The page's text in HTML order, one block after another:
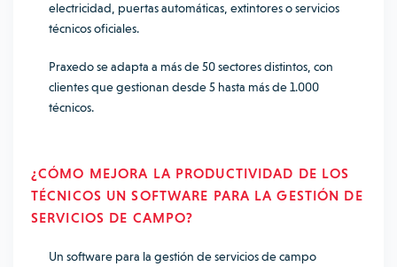
electricidad, puertas automáticas, extintores o servicios
técnicos oficiales.
Praxedo se adapta a más de 50 sectores distintos, con
clientes que gestionan desde 5 hasta más de 1.000
técnicos.
¿CÓMO MEJORA LA PRODUCTIVIDAD DE LOS
TÉCNICOS UNSOFTWARE PARA LA GESTIÓN DE
SERVICIOS DE CAMPO?
Un software para la gestión de servicios de campo